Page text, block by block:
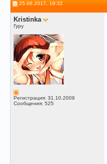
25.06.2017, 19:32
Kristinka
Гуру
Регистрация: 31.10.2009
Сообщения: 525